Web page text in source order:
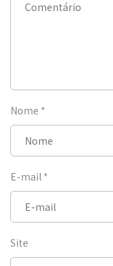
Nome *
E-mail *
Site